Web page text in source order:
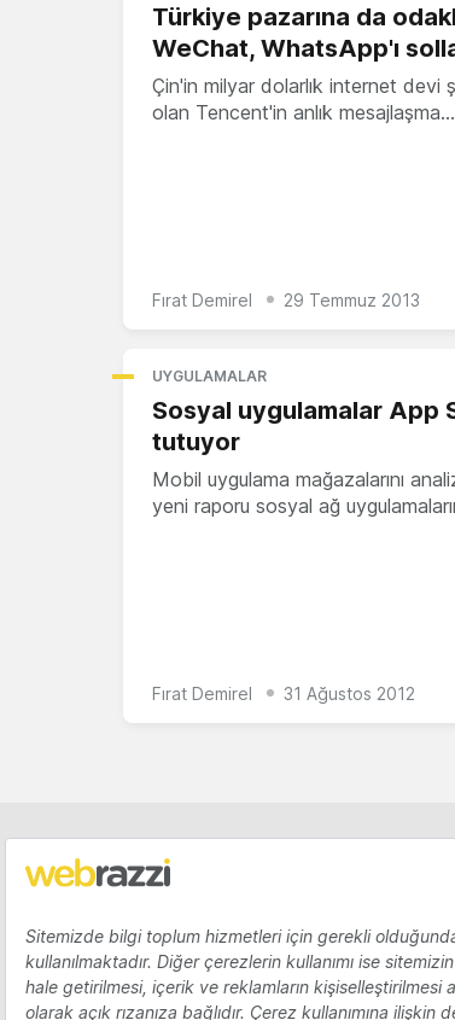
Türkiye pazarına da
WeChat, WhatsApp'ı
Çin'in milyar dolarlık internet devi
olan Tencent'in anlık mesajlaşma…
Fırat Demirel 29 Temmuz 2013
UYGULAMALAR
Sosyal uygulamalar App
tutuyor
Mobil uygulama mağazalarını
yeni raporu sosyal ağ
Fırat Demirel 31 Ağustos 2012
Webrazzi
Videolar